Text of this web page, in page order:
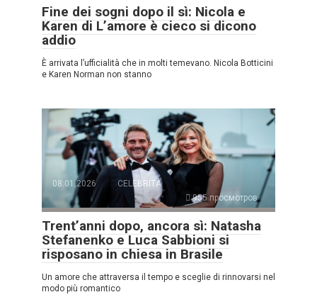
Fine dei sogni dopo il sì: Nicola e
Karen di L’amore è cieco si dicono
addio
È arrivata l’ufficialità che in molti temevano. Nicola Botticini
e Karen Norman non stanno
08.01.2026
CELEBRITÀ
955 просмотров
Trent’anni dopo, ancora sì: Natasha
Stefanenko e Luca Sabbioni si
risposano in chiesa in Brasile
Un amore che attraversa il tempo e sceglie di rinnovarsi nel
modo più romantico